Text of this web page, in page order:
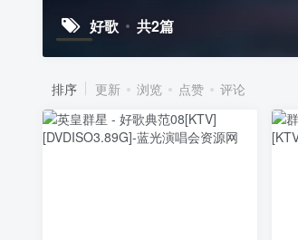
好歌 共2篇
排序 更新 浏览 点赞 评论